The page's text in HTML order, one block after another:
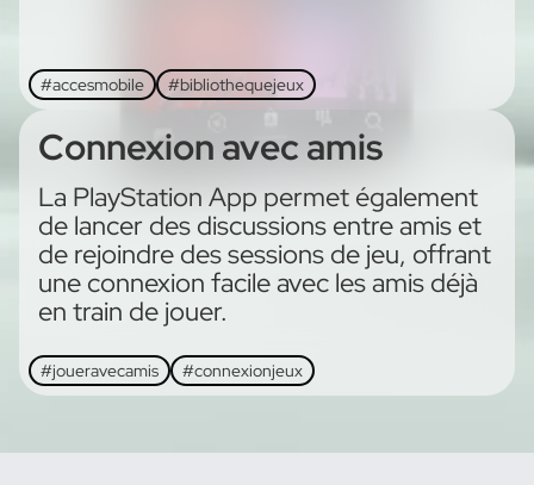
#accesmobile #bibliothequejeux
Connexion avec amis
La PlayStation App permet également
de lancer des discussions entre amis et
de rejoindre des sessions de jeu, offrant
une connexion facile avec les amis déjà
en train de jouer.
#joueravecamis #connexionjeux